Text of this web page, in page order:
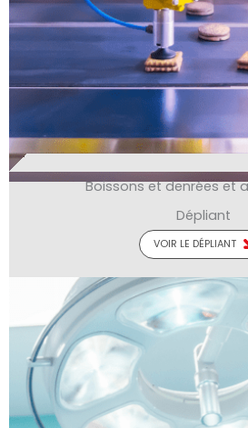
Boissons et denrées et
Dépliant
VOIR LE DÉPLIANT